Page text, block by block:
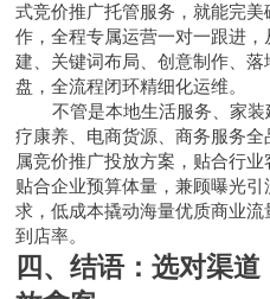
式竞价推广托管服务，就能完
作，全程专属运营一对一跟进
建、关键词布局、创意制作、
盘，全流程闭环精细化运维。
不管是本地生活服务、家
疗康养、电商货源、商务服务
属竞价推广投放方案，贴合行业
贴合企业预算体量，兼顾曝光
求，低成本撬动海量优质商业
到店率。
四、结语：选对渠